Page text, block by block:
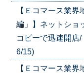
【Ｅコマース業
編」】ネットショ
コピーで迅速開店
6/15)
【Ｅコマース業